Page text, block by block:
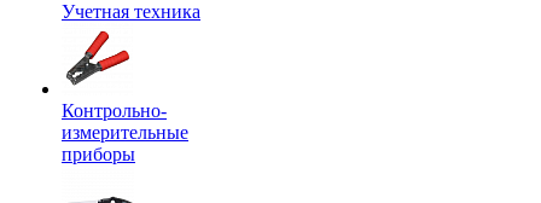
Учетная техника
Контрольно-
измерительные
приборы